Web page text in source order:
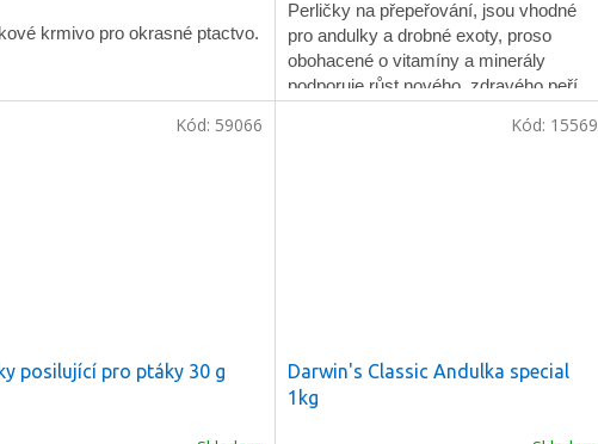
krmivo pro okrasné ptactvo.
Perličky na přepeřování, jsou vhodné
pro andulky a drobné exoty, proso
obohacené o vitamíny a minerály
podporuje růst nového, zdravého peří.
posilující pro ptáky 30 g
Kód: 59066
Darwin's Classic Andulka special
1kg
Kód: 15569